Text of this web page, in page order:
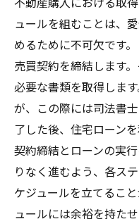
ュールを組むことは、
めるために不可欠です
売買契約を締結します
必要な書類を取得しま
が、この際には司法書
了した後、住宅ローン
契約締結とローンの実
りなく進むよう、各ス
ケジュールを立てるこ
ュールには余裕を持た